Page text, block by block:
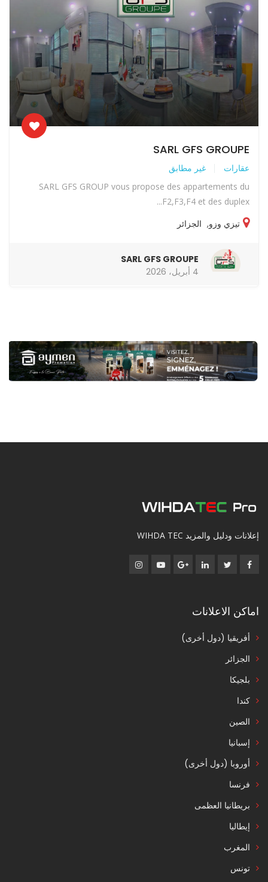
SARL GFS GROUPE
عقارات غير مطابق
SARL GFS GROUP vous propose des appartements du
F2,F3,F4 et des duplex...
تيزي وزو, الجزائر
SARL GFS GROUPE
4 أبريل، 2026
إعلانات ودليل والمزيد WIHDA TEC
اماكن الاعلانات
أفريقيا (دول أخرى)
الجزائر
بلجيكا
كندا
الصين
إسبانيا
أوروبا (دول أخرى)
فرنسا
بريطانيا العظمى
إيطاليا
المغرب
تونس